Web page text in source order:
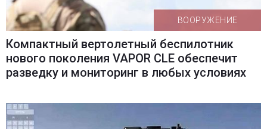
ВООРУЖЕНИЕ
Компактный вертолетный беспилотник
нового поколения VAPOR CLE обеспечит
разведку и мониторинг в любых условиях